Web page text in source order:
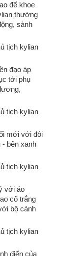
để khoe
thường
sành
đạo áp
tới phụ
mới với đôi
- bên xanh
với áo
cổ trắng
bộ cánh
điển của